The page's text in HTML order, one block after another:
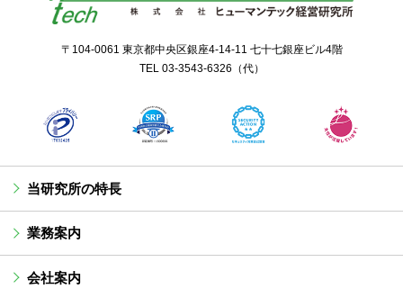
〒104-0061 東京都中央区銀座4-14-11 七十七銀座ビル4階
TEL 03-3543-6326 （代）
当研究所の特長
業務案内
会社案内